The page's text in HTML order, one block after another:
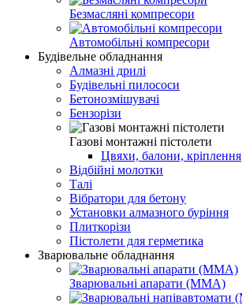
Безмасляні компресори
Автомобільні компресори
Будівельне обладнання
Алмазні дрилі
Будівельні пилососи
Бетонозмішувачі
Бензорізи
Газові монтажні пістолети
Цвяхи, балони, кріплення
Відбійні молотки
Талі
Вібратори для бетону
Установки алмазного буріння
Плиткорізи
Пістолети для герметика
Зварювальне обладнання
Зварювальні апарати (MMA)